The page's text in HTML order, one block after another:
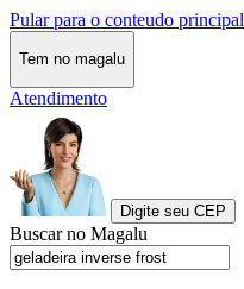
Pular para o conteudo principal
Tem no magalu
Atendimento
Digite seu CEP
Buscar no Magalu